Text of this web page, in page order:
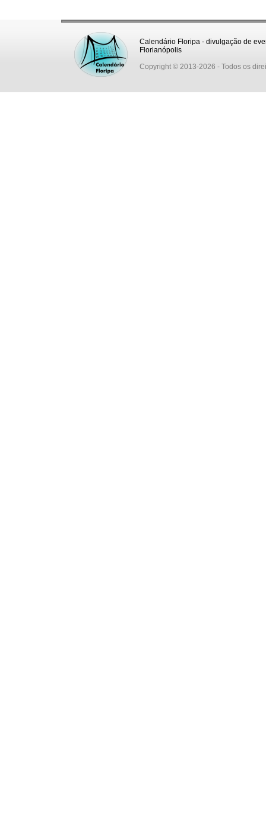
Calendário Floripa - divulgação de
Florianópolis
Copyright © 2013-2026 - Todos os